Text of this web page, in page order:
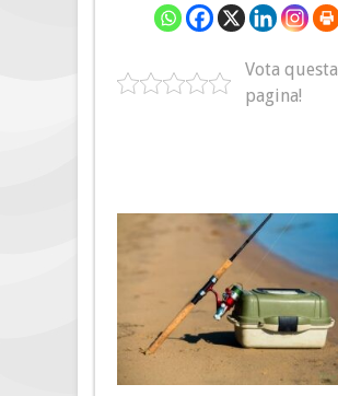
Vota questa
pagina!